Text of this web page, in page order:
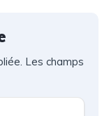
Les champs